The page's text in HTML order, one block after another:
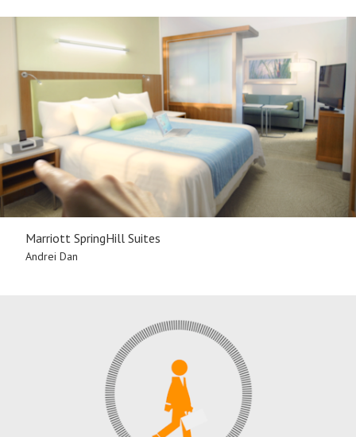
Marriott SpringHill Suites
Andrei Dan